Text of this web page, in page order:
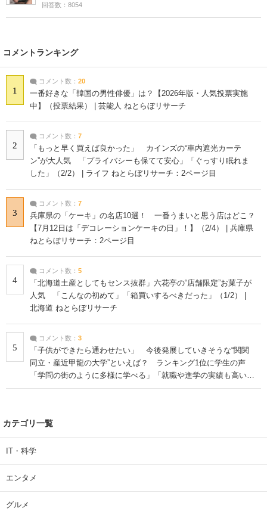
回答数：8054
コメントランキング
1
コメント数： 20
一番好きな「韓国の男性俳優」は？【2026年版・人気投票実施
中】（投票結果） | 芸能人 ねとらぼリサーチ
2
コメント数： 7
「もっと早く買えば良かった」 カインズの“車内遮光カーテ
ン”が大人気 「プライバシーも保てて安心」「ぐっすり眠れま
した」（2/2） | ライフ ねとらぼリサーチ：2ページ目
3
コメント数： 7
兵庫県の「ケーキ」の名店10選！ 一番うまいと思う店はどこ？
【7月12日は「デコレーションケーキの日」！】（2/4） | 兵庫県
ねとらぼリサーチ：2ページ目
4
コメント数： 5
「北海道土産としてもセンス抜群」六花亭の“店舗限定”お菓子が
人気 「こんなの初めて」「箱買いするべきだった」（1/2） |
北海道 ねとらぼリサーチ
5
コメント数： 3
「子供ができたら通わせたい」 今後発展していきそうな“関関
同立・産近甲龍の大学”といえば？ ランキング1位に学生の声
「学問の街のように多様に学べる」「就職や進学の実績も高い」
| 大学 ねとらぼリサーチ
カテゴリ一覧
IT・科学
エンタメ
グルメ